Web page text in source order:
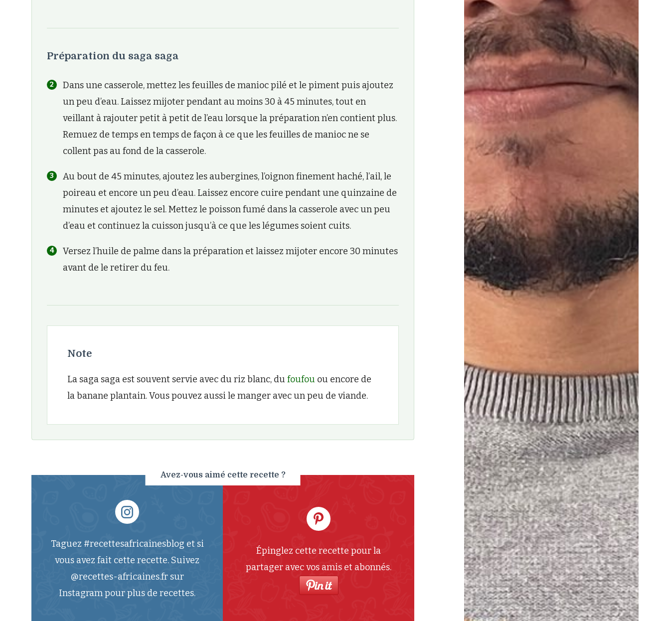
Préparation du saga saga
Dans une casserole, mettez les feuilles de manioc pilé et le piment puis ajoutez
un peu d’eau. Laissez mijoter pendant au moins 30 à 45 minutes, tout en
veillant à rajouter petit à petit de l’eau lorsque la préparation n’en contient plus.
Remuez de temps en temps de façon à ce que les feuilles de manioc ne se
collent pas au fond de la casserole.
Au bout de 45 minutes, ajoutez les aubergines, l’oignon finement haché, l’ail, le
poireau et encore un peu d’eau. Laissez encore cuire pendant une quinzaine de
minutes et ajoutez le sel. Mettez le poisson fumé dans la casserole avec un peu
d’eau et continuez la cuisson jusqu’à ce que les légumes soient cuits.
Versez l’huile de palme dans la préparation et laissez mijoter encore 30 minutes
avant de le retirer du feu.
Note
La saga saga est souvent servie avec du riz blanc, du foufou ou encore de
la banane plantain. Vous pouvez aussi le manger avec un peu de viande.
Avez-vous aimé cette recette ?
Taguez #recettesafricainesblog et si
vous avez fait cette recette. Suivez
@recettes-africaines.fr sur
Instagram pour plus de recettes.
Épinglez cette recette pour la
partager avec vos amis et abonnés.